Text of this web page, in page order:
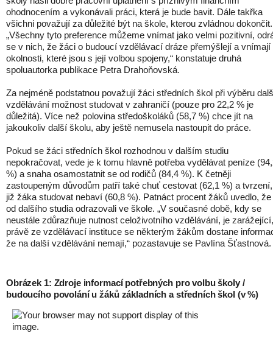
ohodnocením a vykonávali práci, která je bude bavit. Dále takřka
všichni považují za důležité být na škole, kterou zvládnou dokončit.
„Všechny tyto preference můžeme vnímat jako velmi pozitivní,
se v nich, že žáci o budoucí vzdělávací dráze přemýšlejí a vnímají
okolnosti, které jsou s její volbou spojeny,“ konstatuje druhá
spoluautorka publikace Petra Drahoňovská.
Za nejméně podstatnou považují žáci středních škol při výběru
vzdělávání možnost studovat v zahraničí (pouze pro 22,2 % je
důležitá). Více než polovina středoškoláků (58,7 %) chce jít na
jakoukoliv další školu, aby ještě nemusela nastoupit do práce.
Pokud se žáci středních škol rozhodnou v dalším studiu
nepokračovat, vede je k tomu hlavně potřeba vydělávat peníze
%) a snaha osamostatnit se od rodičů (84,4 %). K četněji
zastoupeným důvodům patří také chuť cestovat (62,1 %) a
již žáka studovat nebaví (60,8 %). Patnáct procent žáků uvedlo, že
od dalšího studia odrazovali ve škole. „V současné době, kdy se
neustále zdůrazňuje nutnost celoživotního vzdělávání, je
právě ze vzdělávací instituce se některým žákům dostane
že na další vzdělávání nemají,“ pozastavuje se Pavlína Šťastnová.
Obrázek 1: Zdroje informací potřebných pro volbu školy /
budoucího povolání u žáků základních a středních škol (v %)